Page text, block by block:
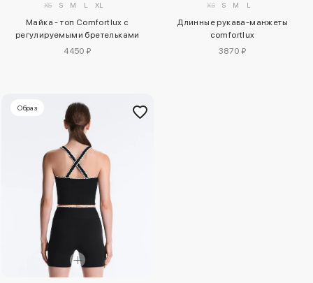
XS S M L XL
Майка - топ Comfortlux с
регулируемыми бретельками
4450 ₽
XS S M L
Длинные рукава-манжеты
comfortlux
3870 ₽
Образ